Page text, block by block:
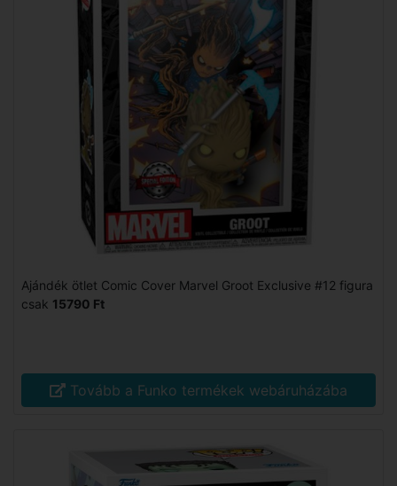
Ajándék ötlet Comic Cover Marvel Groot Exclusive #12 figura
csak 15790 Ft
Tovább a Funko termékek webáruházába